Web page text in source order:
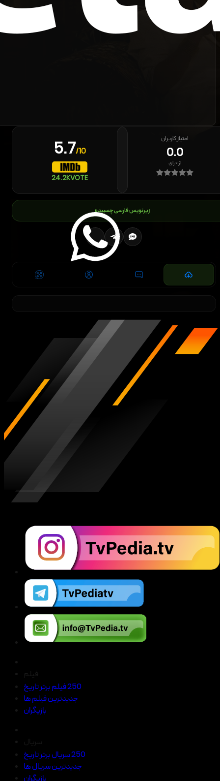
5.7/10
24.2KVOTE
امتیاز کاربران
0.0
از۰رای
زیرنویس فارسی چسبیده
250 فیلم برتر تاریخ
جدیدترین فیلم ها
بازیگران
250 سریال برتر تاریخ
جدیدترین سریال ها
بازیگران